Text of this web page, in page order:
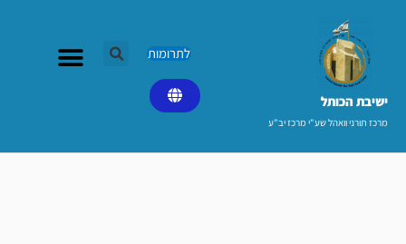
ישיבת הכותל​
מרכז תורני וואהל שע"י מרכז יב"ע
לתרומות